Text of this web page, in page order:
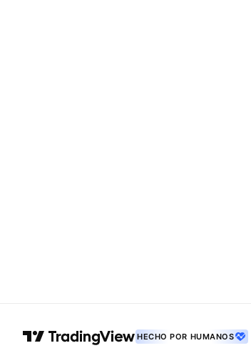
HECHO POR HUMANOS